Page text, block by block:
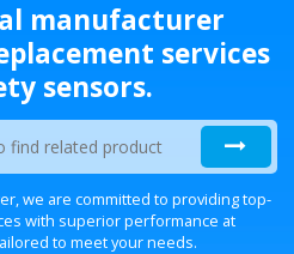
manufacturer
services
sensors.
we are committed to providing top-
with superior performance at
to meet your needs.